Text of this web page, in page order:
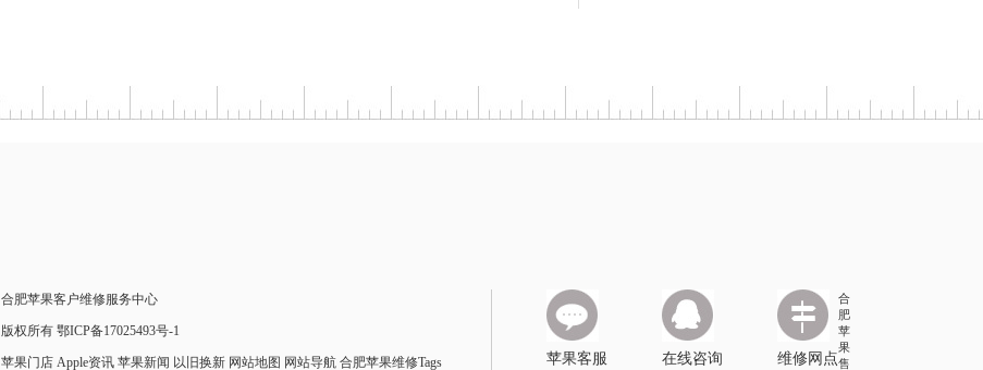
合肥苹果客户维修服务中心
版权所有 鄂ICP备17025493号-1
苹果门店 Apple资讯 苹果新闻 以旧换新 网站地图 网站导航 合肥苹果维修Tags 苹果客服 在线咨询 维修网点
合
肥
苹
果
售